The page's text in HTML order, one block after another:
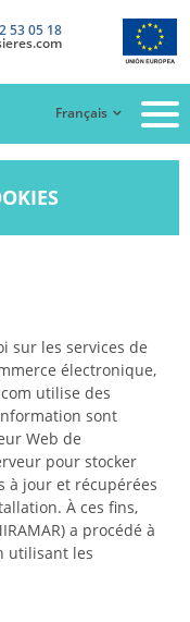
53 05 18
Français
sur les services de
électronique,
utilise des
sont
Web de
pour stocker
à jour et récupérées
À ces fins,
a procédé à
utilisant les